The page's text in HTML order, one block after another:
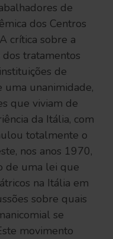
de
dos Centros
crítica sobre a
tratamentos
de
uma unanimidade,
que viviam de
da Itália, com
totalmente o
nos anos 1970,
de uma lei que
na Itália em
sobre quais
se
movimento